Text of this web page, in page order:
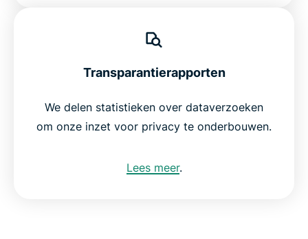
Transparantierapporten
We delen statistieken over dataverzoeken
om onze inzet voor privacy te onderbouwen.
Lees meer.